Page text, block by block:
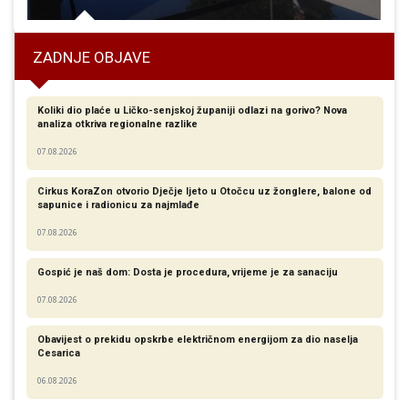
ZADNJE OBJAVE
Koliki dio plaće u Ličko-senjskoj županiji odlazi na gorivo? Nova
analiza otkriva regionalne razlike​
07.08.2026
Cirkus KoraZon otvorio Dječje ljeto u Otočcu uz žonglere, balone od
sapunice i radionicu za najmlađe
07.08.2026
Gospić je naš dom: Dosta je procedura, vrijeme je za sanaciju
07.08.2026
Obavijest o prekidu opskrbe električnom energijom za dio naselja
Cesarica
06.08.2026